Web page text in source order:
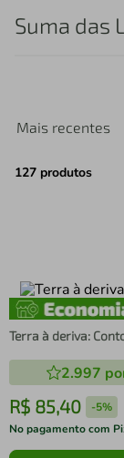
Suma das
Mais recentes
127 produtos
Terra à deriva:
2.997
R$ 85,40 -5%
No pagamento com
tenis
4º air fryer